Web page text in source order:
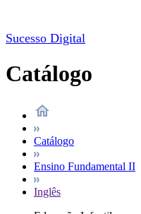
Sucesso Digital
Catálogo
Catálogo
Ensino Fundamental II
Inglês